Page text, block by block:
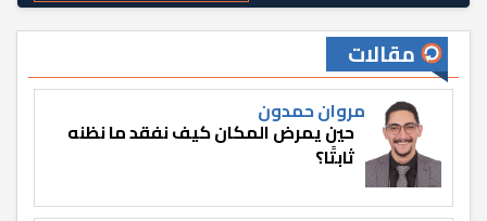
مقالات
مروان حمدون
حين يمرض المكان كيف نفقد ما نظنه
ثابتًا؟